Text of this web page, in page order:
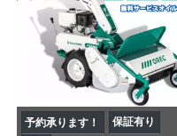
予約承ります！
保証有り